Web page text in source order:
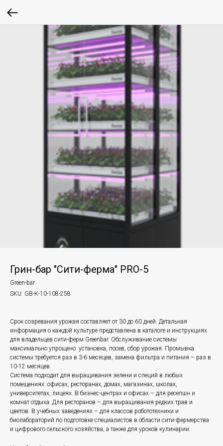
Грин-бар "Сити-ферма" PRO-5
Green-bar
SKU: GB-К-10-108-258
Срок созревания урожая составляет от 30 до 60 дней. Детальная
информация о каждой культуре представлена в каталоге и инструкциях
для владельцев сити-ферм Greenbar. Обслуживание системы
максимально упрощено: установка, посев, сбор урожая. Промывка
системы требуется раз в 3-6 месяцев, замена фильтра и питания – раз в
10-12 месяцев.
Система подходит для выращивания зелени и специй в любых
помещениях: офисах, ресторанах, домах, магазинах, школах,
университетах, лицеях. В бизнес-центрах и офисах – для ресепшн и
комнат отдыха. Для ресторанов – для выращивания редких трав и
цветов. В учебных заведениях – для классов робототехники и
биолабораторий по подготовке специалистов в области сити-фермерства
и цифрового сельского хозяйства, а также для уроков кулинарии.